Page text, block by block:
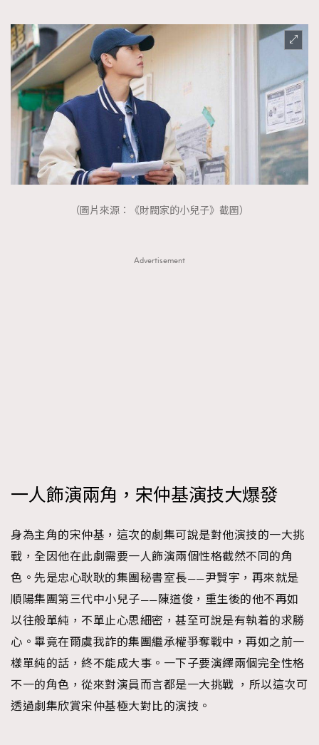
（圖片來源：《財閥家的小兒子》截圖）
Advertisement
一人飾演兩角，宋仲基演技大爆發
身為主角的宋仲基，這次的劇集可說是對他演技的一大挑
戰，全因他在此劇需要一人飾演兩個性格截然不同的角
色。先是忠心耿耿的集團秘書室長——尹賢宇，再來就是
順陽集團第三代中小兒子——陳道俊，重生後的他不再如
以往般單純，不單止心思細密，甚至可說是有執着的求勝
心。畢竟在爾虞我詐的集團繼承權爭奪戰中，再如之前一
樣單純的話，終不能成大事。一下子要演繹兩個完全性格
不一的角色，從來對演員而言都是一大挑戰 ，所以這次可
透過劇集欣賞宋仲基極大對比的演技。